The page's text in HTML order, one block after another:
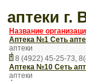
аптеки г.
Название
Аптека №1 Сеть
аптеки
8 (4922) 45-25-73,
Аптека №10 Сеть
аптеки